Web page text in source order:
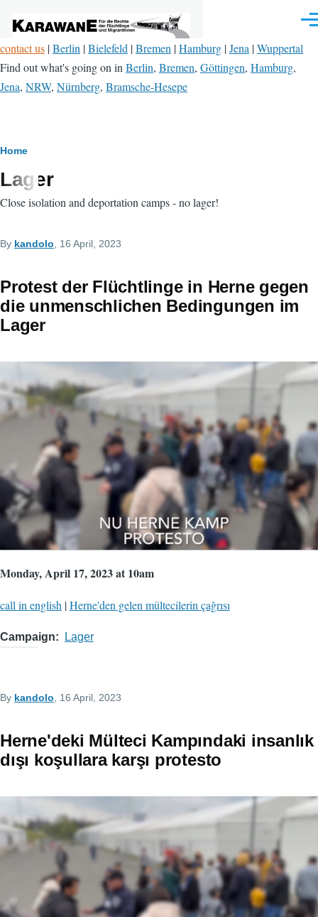
contact us |Berlin |Bielefeld |Bremen |Hamburg |Jena |Wuppertal
Find out what's going on in Berlin, Bremen, Göttingen, Hamburg,
Jena, NRW, Nürnberg, Bramsche-Hesepe
Breadcrumb
Home
Lager
Close isolation and deportation camps - no lager!
By kandolo , 16 April, 2023
Protest der Flüchtlinge in Herne gegen
die unmenschlichen Bedingungen im
Lager
Monday, April 17, 2023 at 10am
call in english |Herne'den gelen mültecilerin çağrısı
Campaign Lager
By kandolo , 16 April, 2023
Herne'deki Mülteci Kampındaki insanlık
dışı koşullara karşı protesto